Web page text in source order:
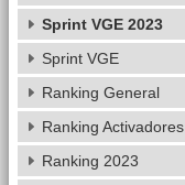
Sprint VGE 2023
Sprint VGE
Ranking General
Ranking Activadores
Ranking 2023